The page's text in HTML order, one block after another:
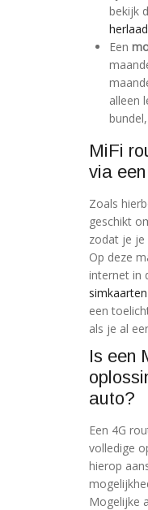
bekijk
Een
alleen
MiFi
via
Zoals
geschikt
zodat je je
Op deze
internet in
een
als je al
Is een
auto?
Een 4G
volledige
hierop
Mogelijke